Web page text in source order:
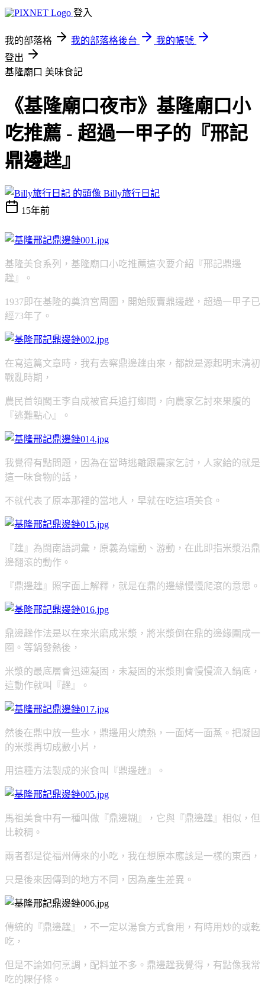
登入
我的部落格 我的部落格後台
我的帳號
登出
基隆廟口 美味食記
《基隆廟口夜市》基隆廟口小
吃推薦 - 超過一甲子的『邢記
鼎邊趖』
Billy旅行日記
15年前
基隆美食系列，基隆廟口小吃推薦這次要介紹『邢記鼎邊
趖』。
1937即在基隆的奠濟宮周圍，開始販賣鼎邊趖，超過一甲子已
經73年了。
在寫這篇文章時，我有去察鼎邊趖由來，都說是源起明末清初
戰亂時期，
農民首領闖王李自成被官兵追打鄉間，向農家乞討來果腹的
『逃難點心』。
我覺得有點問題，因為在當時逃離跟農家乞討，人家給的就是
這一味食物的話，
不就代表了原本那裡的當地人，早就在吃這項美食。
『趖』為閩南語詞彙，原義為蠕動、游動，在此即指米漿沿鼎
邊翻滾的動作。
『鼎邊趖』照字面上解釋，就是在鼎的邊緣慢慢爬滾的意思。
鼎邊趖作法是以在來米磨成米漿，將米漿倒在鼎的邊緣圍成一
圈。等鍋發熱後，
米漿的最底層會迅速凝固，未凝固的米漿則會慢慢流入鍋底，
這動作就叫『趖』。
然後在鼎中放一些水，鼎邊用火燒熱，一面烤一面蒸。把凝固
的米漿再切成數小片，
用這種方法製成的米食叫『鼎邊趖』。
馬祖美食中有一種叫做『鼎邊糊』，它與『鼎邊趖』相似，但
比較稠。
兩者都是從福州傳來的小吃，我在想原本應該是一樣的東西，
只是後來因傳到的地方不同，因為產生差異。
傳統的『鼎邊趖』，不一定以湯食方式食用，有時用炒的或乾
吃，
但是不論如何烹調，配料並不多。鼎邊趖我覺得，有點像我常
吃的粿仔條。